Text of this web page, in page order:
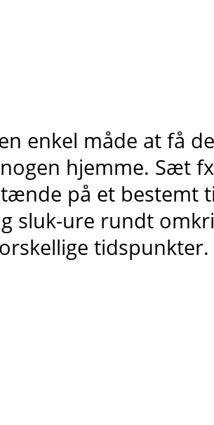
enkel måde at få
hjemme. Sæt
tænde på et bestemt
sluk-ure rundt
tidspunkter.